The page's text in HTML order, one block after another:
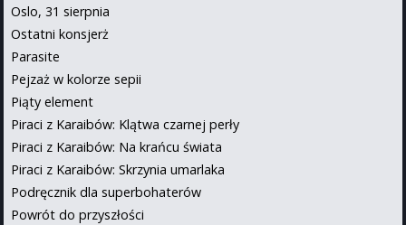
Oslo, 31 sierpnia
Ostatni konsjerż
Parasite
Pejzaż w kolorze sepii
Piąty element
Piraci z Karaibów: Klątwa czarnej perły
Piraci z Karaibów: Na krańcu świata
Piraci z Karaibów: Skrzynia umarlaka
Podręcznik dla superbohaterów
Powrót do przyszłości